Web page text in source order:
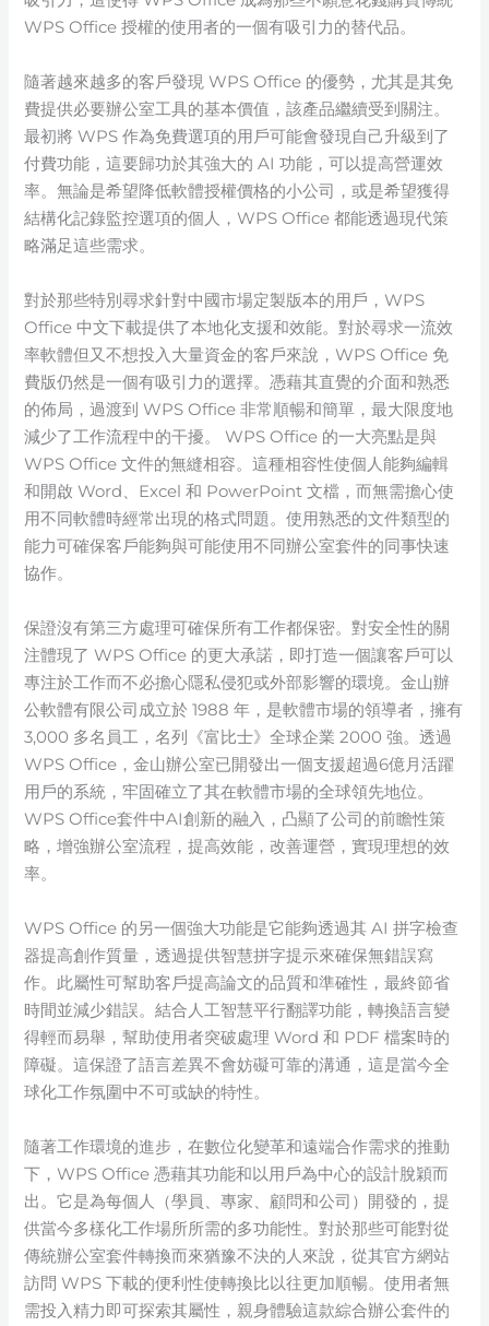
WPS Office 授權的使用者的一個有吸引力的替代品。
隨著越來越多的客戶發現 WPS Office 的優勢，尤其是其免
費提供必要辦公室工具的基本價值，該產品繼續受到關注。
最初將 WPS 作為免費選項的用戶可能會發現自己升級到了
付費功能，這要歸功於其強大的 AI 功能，可以提高營運效
率。無論是希望降低軟體授權價格的小公司，或是希望獲得
結構化記錄監控選項的個人，WPS Office 都能透過現代策
略滿足這些需求。
對於那些特別尋求針對中國市場定製版本的用戶，WPS
Office 中文下載提供了本地化支援和效能。對於尋求一流效
率軟體但又不想投入大量資金的客戶來說，WPS Office 免
費版仍然是一個有吸引力的選擇。憑藉其直覺的介面和熟悉
的佈局，過渡到 WPS Office 非常順暢和簡單，最大限度地
減少了工作流程中的干擾。 WPS Office 的一大亮點是與
WPS Office 文件的無縫相容。這種相容性使個人能夠編輯
和開啟 Word、Excel 和 PowerPoint 文檔，而無需擔心使
用不同軟體時經常出現的格式問題。使用熟悉的文件類型的
能力可確保客戶能夠與可能使用不同辦公室套件的同事快速
協作。
保證沒有第三方處理可確保所有工作都保密。對安全性的關
注體現了 WPS Office 的更大承諾，即打造一個讓客戶可以
專注於工作而不必擔心隱私侵犯或外部影響的環境。金山辦
公軟體有限公司成立於 1988 年，是軟體市場的領導者，擁有
3,000 多名員工，名列《富比士》全球企業 2000 強。透過
WPS Office，金山辦公室已開發出一個支援超過6億月活躍
用戶的系統，牢固確立了其在軟體市場的全球領先地位。
WPS Office套件中AI創新的融入，凸顯了公司的前瞻性策
略，增強辦公室流程，提高效能，改善運營，實現理想的效
率。
WPS Office 的另一個強大功能是它能夠透過其 AI 拼字檢查
器提高創作質量，透過提供智慧拼字提示來確保無錯誤寫
作。此屬性可幫助客戶提高論文的品質和準確性，最終節省
時間並減少錯誤。結合人工智慧平行翻譯功能，轉換語言變
得輕而易舉，幫助使用者突破處理 Word 和 PDF 檔案時的
障礙。這保證了語言差異不會妨礙可靠的溝通，這是當今全
球化工作氛圍中不可或缺的特性。
隨著工作環境的進步，在數位化變革和遠端合作需求的推動
下，WPS Office 憑藉其功能和以用戶為中心的設計脫穎而
出。它是為每個人（學員、專家、顧問和公司）開發的，提
供當今多樣化工作場所所需的多功能性。對於那些可能對從
傳統辦公室套件轉換而來猶豫不決的人來說，從其官方網站
訪問 WPS 下載的便利性使轉換比以往更加順暢。使用者無
需投入精力即可探索其屬性，親身體驗這款綜合辦公套件的